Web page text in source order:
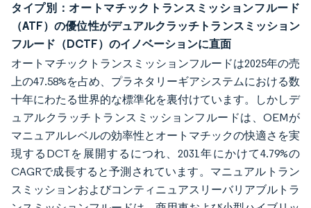
タイプ別：オートマチックトランスミッションフルード
（ATF）の優位性がデュアルクラッチトランスミッション
フルード（DCTF）のイノベーションに直面
オートマチックトランスミッションフルードは2025年の売
上の47.58%を占め、プラネタリーギアシステムにおける数
十年にわたる世界的な標準化を裏付けています。しかしデ
ュアルクラッチトランスミッションフルードは、OEMが
マニュアルレベルの効率性とオートマチックの快適さを実
現するDCTを展開するにつれ、2031年にかけて4.79%の
CAGRで成長すると予測されています。マニュアルトラン
スミッションおよびコンティニュアスリーバリアブルトラ